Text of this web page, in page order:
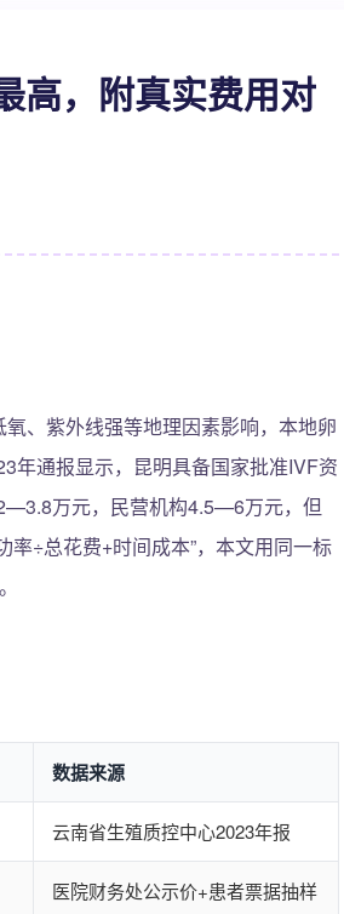
高，附真实费用对
、紫外线强等地理因素影响，本地卵
年通报显示，昆明具备国家批准IVF资
万元，民营机构4.5—6万元，但
÷总花费+时间成本”，本文用同一标
数据来源
云南省生殖质控中心2023年报
医院财务处公示价+患者票据抽样